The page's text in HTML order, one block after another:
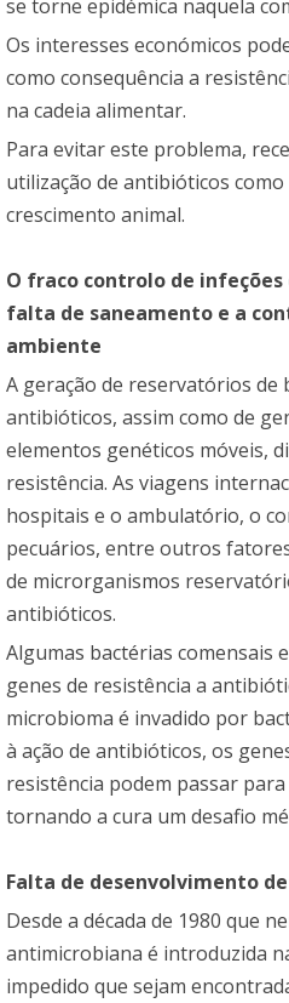
se torne epidémica naquela
Os interesses económicos
como consequência a
na cadeia alimentar.
Para evitar este problema,
utilização de antibióticos
crescimento animal.
O fraco controlo de
falta de saneamento e a
ambiente
A geração de reservatórios de
antibióticos, assim como de
elementos genéticos móveis,
resistência. As viagens
hospitais e o ambulatório, o
pecuários, entre outros
de microrganismos
antibióticos.
Algumas bactérias comensais
genes de resistência a
microbioma é invadido por
à ação de antibióticos, os
resistência podem passar
tornando a cura um desafio
Falta de desenvolvimento
Desde a década de 1980 que
antimicrobiana é introduzida
impedido que sejam